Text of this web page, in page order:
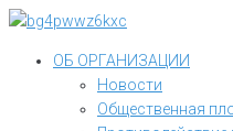
Перейти
контентуОБ ОРГАНИЗАЦИИ
Новости
Общественная